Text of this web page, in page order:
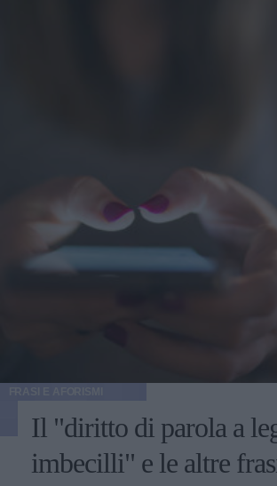
Il "diritto di parola a
imbecilli" e le altre